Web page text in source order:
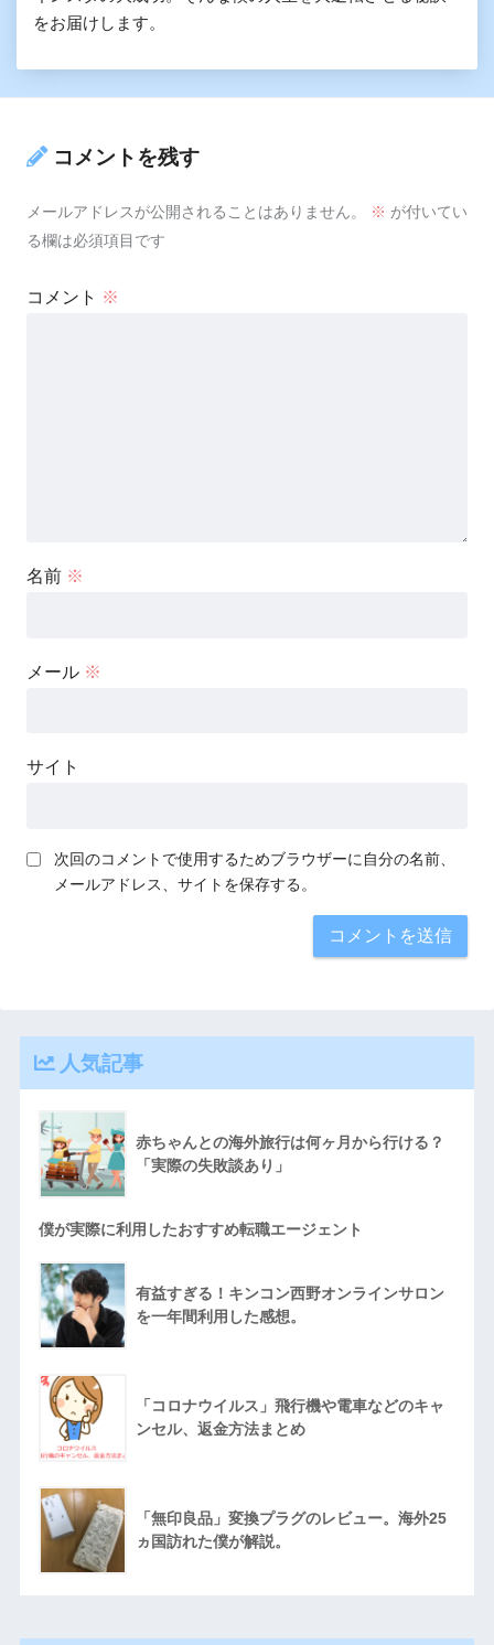
をお届けします。
コメントを残す
メールアドレスが公開されることはありません。 ※ が付いてい
る欄は必須項目です
コメント ※
名前 ※
メール ※
サイト
次回のコメントで使用するためブラウザーに自分の名前、
メールアドレス、サイトを保存する。
人気記事
赤ちゃんとの海外旅行は何ヶ月から行ける？
「実際の失敗談あり」
僕が実際に利用したおすすめ転職エージェント
有益すぎる！キンコン西野オンラインサロン
を一年間利用した感想。
「コロナウイルス」飛行機や電車などのキャ
ンセル、返金方法まとめ
「無印良品」変換プラグのレビュー。海外25
ヵ国訪れた僕が解説。